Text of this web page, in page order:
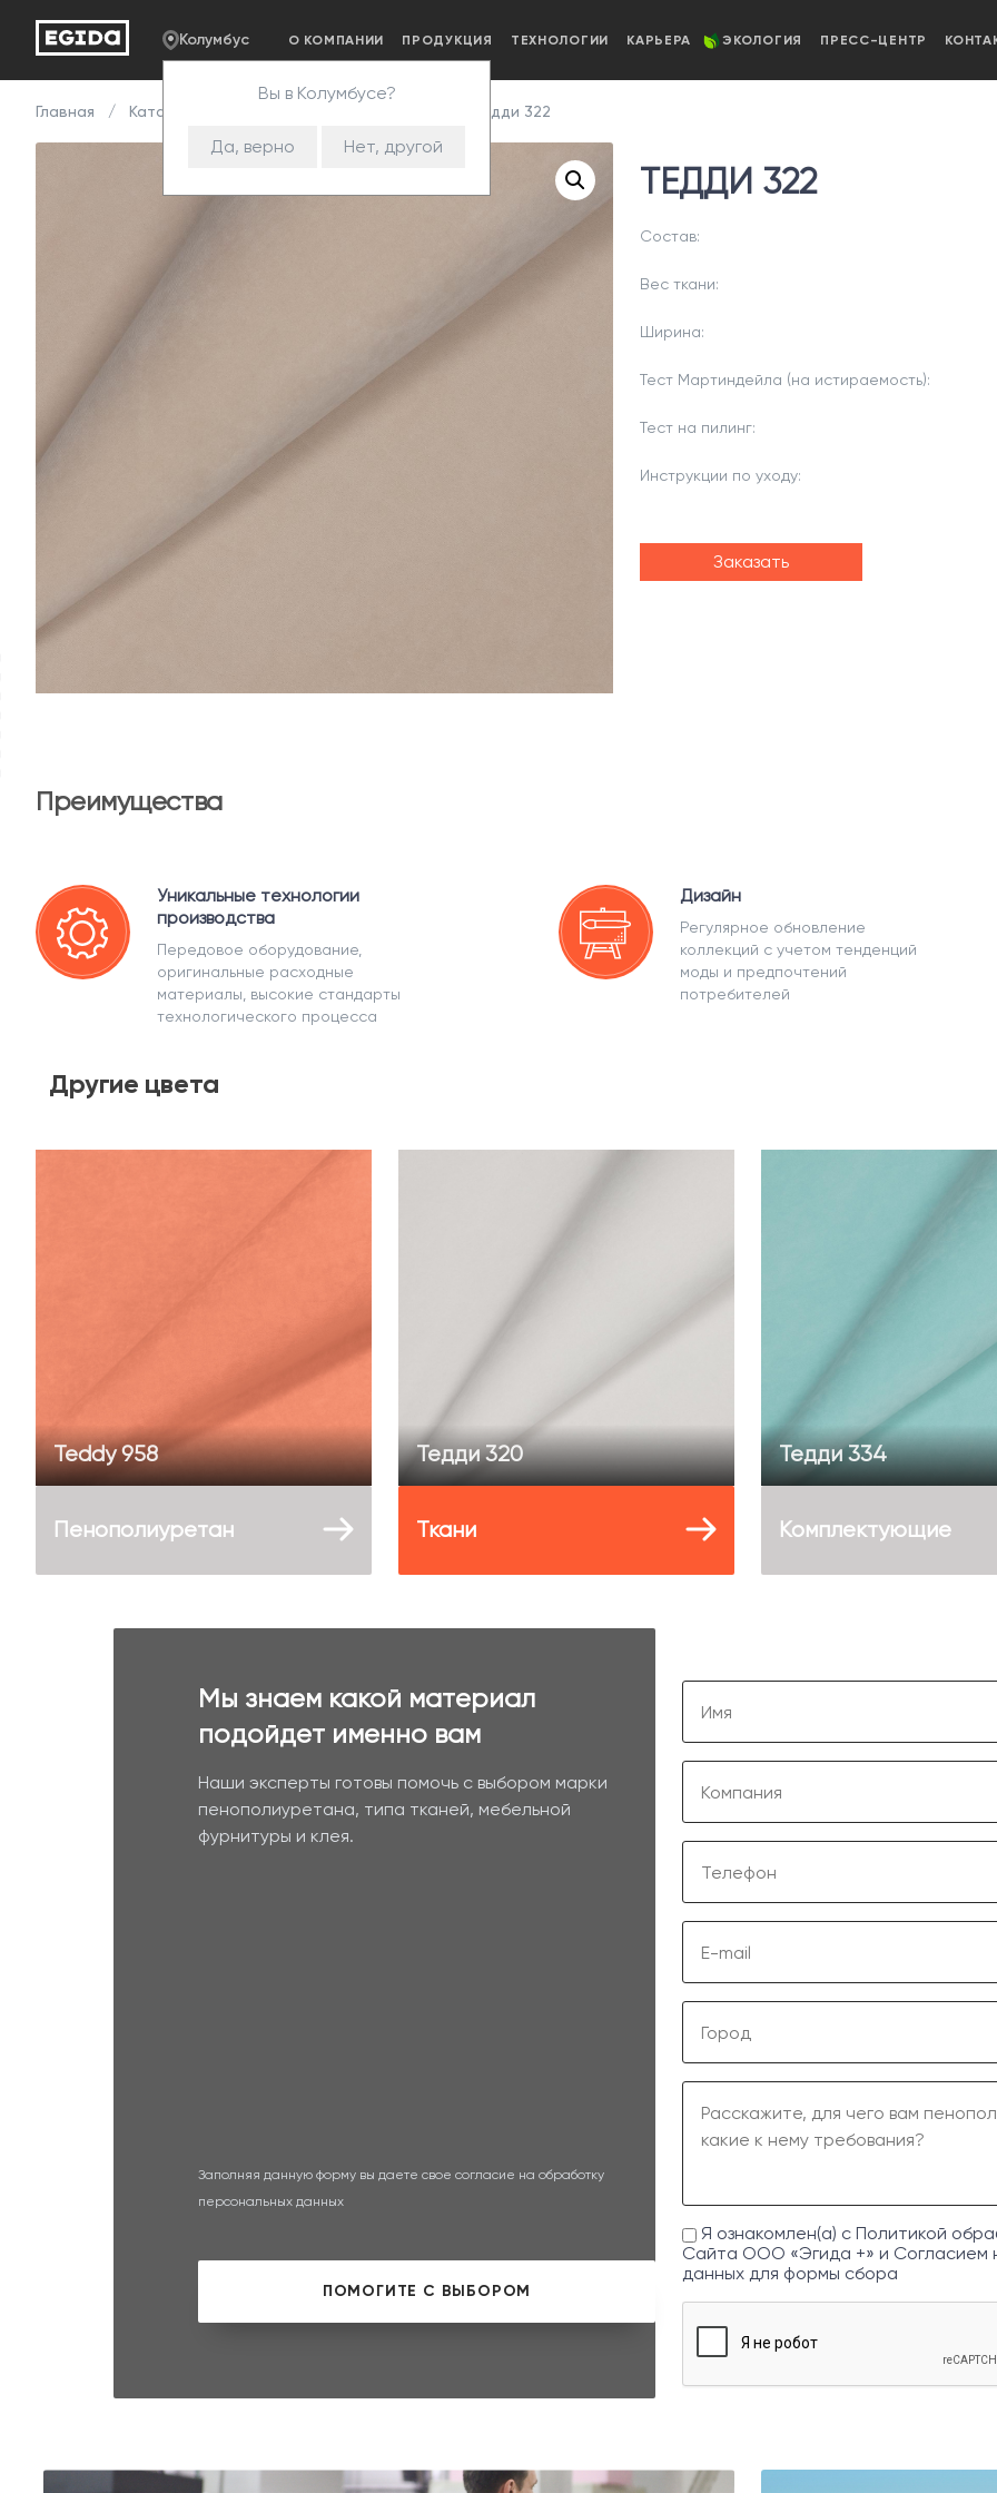
Колумбус
Вы в Колумбусе?
Да, верно Нет, другой
О КОМПАНИИ ПРОДУКЦИЯ ТЕХНОЛОГИИ КАРЬЕРА ЭКОЛОГИЯ ПРЕСС-ЦЕНТР
Главная Каталог Тедди 322
ТЕДДИ 322
Состав:
Вес ткани:
Ширина:
Тест Мартиндейла (на истираемость):
Тест на пилинг:
Инструкции по уходу:
Заказать
Преимущества
Уникальные технологии
производства
Передовое оборудование,
оригинальные расходные
материалы, высокие стандарты
технологического процесса
Дизайн
Регулярное обновление
коллекций с учетом тенденций
моды и предпочтений
потребителей
Другие цвета
Teddy 958 Тедди 320 Тедди 334
Пенополиуретан Ткани Комплектующие
Мы знаем какой материал
подойдет именно вам
Наши эксперты готовы помочь с выбором марки
пенополиуретана, типа тканей, мебельной
фурнитуры и клея.
Заполняя данную форму вы даете свое согласие на обработку
персональных данных
Я ознакомлен(а) с Политикой
Сайта ООО «Эгида +» и Согласием
данных для формы сбора